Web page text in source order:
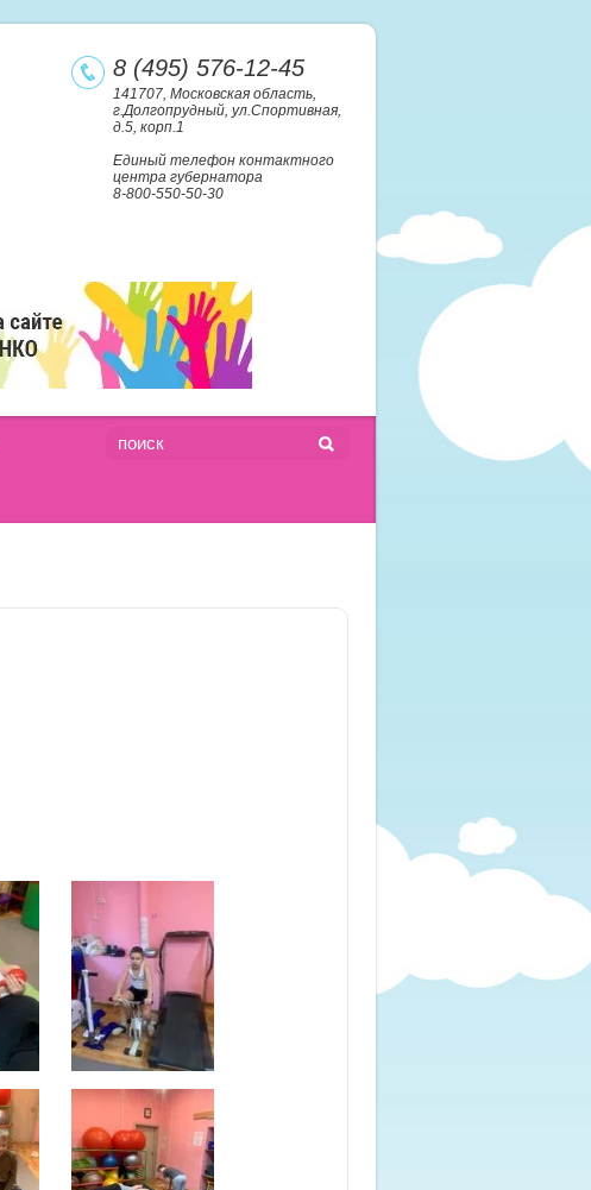
8 (495) 576-12-45
141707, Московская область,
г.Долгопрудный, ул.Спортивная,
д.5, корп.1
Единый телефон контактного
центра губернатора
8-800-550-50-30